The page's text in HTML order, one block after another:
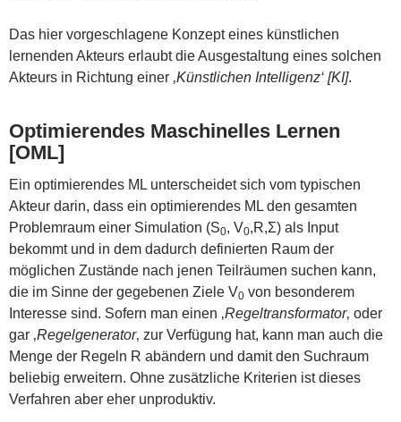
Das hier vorgeschlagene Konzept eines künstlichen
lernenden Akteurs erlaubt die Ausgestaltung eines solchen
Akteurs in Richtung einer ‚Künstlichen Intelligenz‘ [KI].
Optimierendes Maschinelles Lernen
[OML]
Ein optimierendes ML unterscheidet sich vom typischen
Akteur darin, dass ein optimierendes ML den gesamten
Problemraum einer Simulation (S0, V0,R,Σ) als Input
bekommt und in dem dadurch definierten Raum der
möglichen Zustände nach jenen Teilräumen suchen kann,
die im Sinne der gegebenen Ziele V0 von besonderem
Interesse sind. Sofern man einen ‚Regeltransformator‚ oder
gar ‚Regelgenerator‚ zur Verfügung hat, kann man auch die
Menge der Regeln R abändern und damit den Suchraum
beliebig erweitern. Ohne zusätzliche Kriterien ist dieses
Verfahren aber eher unproduktiv.